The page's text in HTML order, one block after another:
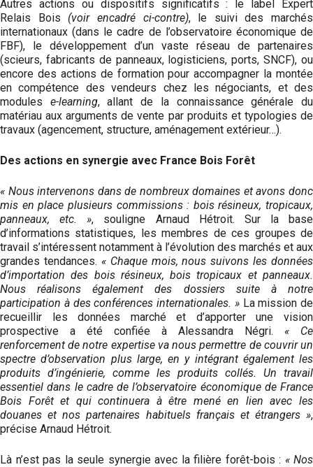
Autres actions ou dispositifs significatifs : le label Expert
Relais Bois (voir encadré ci-contre), le suivi des marchés
internationaux (dans le cadre de l’observatoire économique de
FBF), le développement d’un vaste réseau de partenaires
(scieurs, fabricants de panneaux, logisticiens, ports, SNCF), ou
encore des actions de formation pour accompagner la montée
en compétence des vendeurs chez les négociants, et des
modules e-learning, allant de la connaissance générale du
matériau aux arguments de vente par produits et typologies de
travaux (agencement, structure, aménagement extérieur…).
Des actions en synergie avec France Bois Forêt
« Nous intervenons dans de nombreux domaines et avons donc
mis en place plusieurs commissions : bois résineux, tropicaux,
panneaux, etc. », souligne Arnaud Hétroit. Sur la base
d’informations statistiques, les membres de ces groupes de
travail s’intéressent notamment à l’évolution des marchés et aux
grandes tendances. « Chaque mois,nous suivons les données
d’importation des bois résineux, bois tropicaux et panneaux.
Nous réalisons également des dossiers suite à notre
participation à des conférences internationales. » La mission de
recueillir les données marché et d’apporter une vision
prospective a été confiée à Alessandra Négri. « Ce
renforcement de notre expertise va nous permettre de couvrir un
spectre d’observation plus large, en y intégrant également les
produits d’ingénierie, comme les produits collés. Un travail
essentiel dans le cadre de l’observatoire économique de France
Bois Forêt et qui continuera à être mené en lien avec les
douanes et nos partenaires habituels français et étrangers »,
précise Arnaud Hétroit.
Là n’est pas la seule synergie avec la filière forêt-bois : « Nos